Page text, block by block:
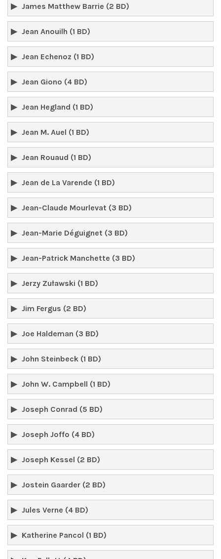
James Matthew Barrie (2 BD)
Jean Anouilh (1 BD)
Jean Echenoz (1 BD)
Jean Giono (4 BD)
Jean Hegland (1 BD)
Jean M. Auel (1 BD)
Jean Rouaud (1 BD)
Jean de La Varende (1 BD)
Jean-Claude Mourlevat (3 BD)
Jean-Marie Déguignet (3 BD)
Jean-Patrick Manchette (3 BD)
Jerzy Zuławski (1 BD)
Jim Fergus (2 BD)
Joe Haldeman (3 BD)
John Steinbeck (1 BD)
John W. Campbell (1 BD)
Joseph Conrad (5 BD)
Joseph Joffo (4 BD)
Joseph Kessel (2 BD)
Jostein Gaarder (2 BD)
Jules Verne (4 BD)
Katherine Pancol (1 BD)